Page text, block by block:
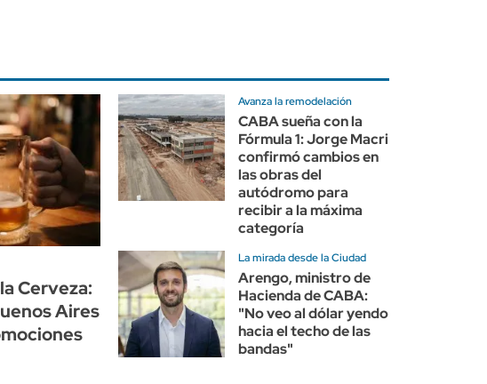
Cerveza:
Aires
Avanza la remodelación
CABA sueña con la
Fórmula 1: Jorge Macri
confirmó cambios en
las obras del
autódromo para
recibir a la máxima
categoría
La mirada desde la Ciudad
Arengo, ministro de
Hacienda de CABA:
"No veo al dólar yendo
hacia el techo de las
bandas"